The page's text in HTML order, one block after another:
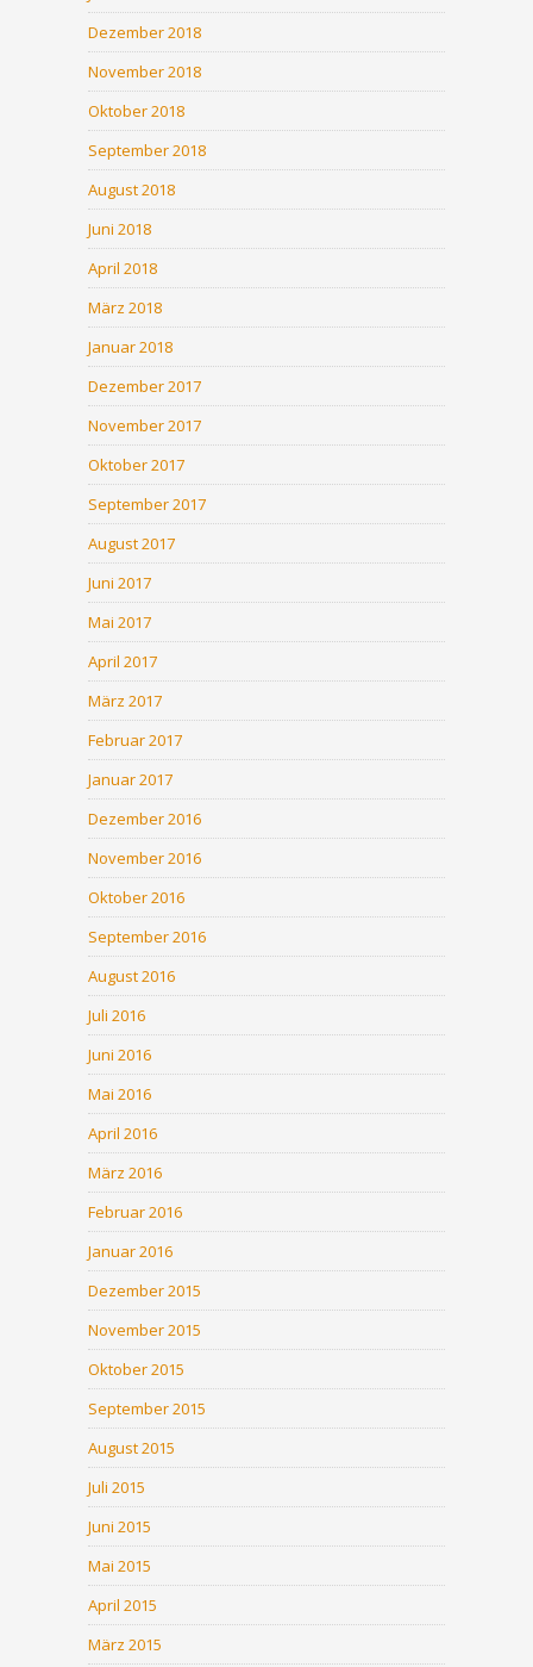
Dezember 2018
November 2018
Oktober 2018
September 2018
August 2018
Juni 2018
April 2018
März 2018
Januar 2018
Dezember 2017
November 2017
Oktober 2017
September 2017
August 2017
Juni 2017
Mai 2017
April 2017
März 2017
Februar 2017
Januar 2017
Dezember 2016
November 2016
Oktober 2016
September 2016
August 2016
Juli 2016
Juni 2016
Mai 2016
April 2016
März 2016
Februar 2016
Januar 2016
Dezember 2015
November 2015
Oktober 2015
September 2015
August 2015
Juli 2015
Juni 2015
Mai 2015
April 2015
März 2015